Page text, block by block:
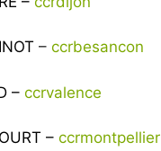
– ccrbesancon
– ccrvalence
– ccrmontpellier